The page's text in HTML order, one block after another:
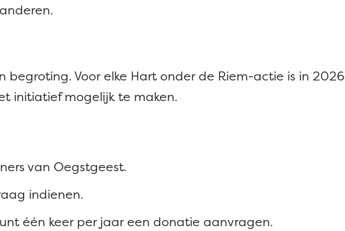
begroting.Voor elke Hart onder de Riem-actie is in 2026
initiatief mogelijk te maken.
van Oegstgeest.
indienen.
één keer per jaar een donatie aanvragen.